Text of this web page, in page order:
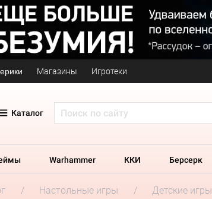
Магазины Игротеки
Каталог
Warhammer ККИ Берсерк
Настольные игры Детские игры